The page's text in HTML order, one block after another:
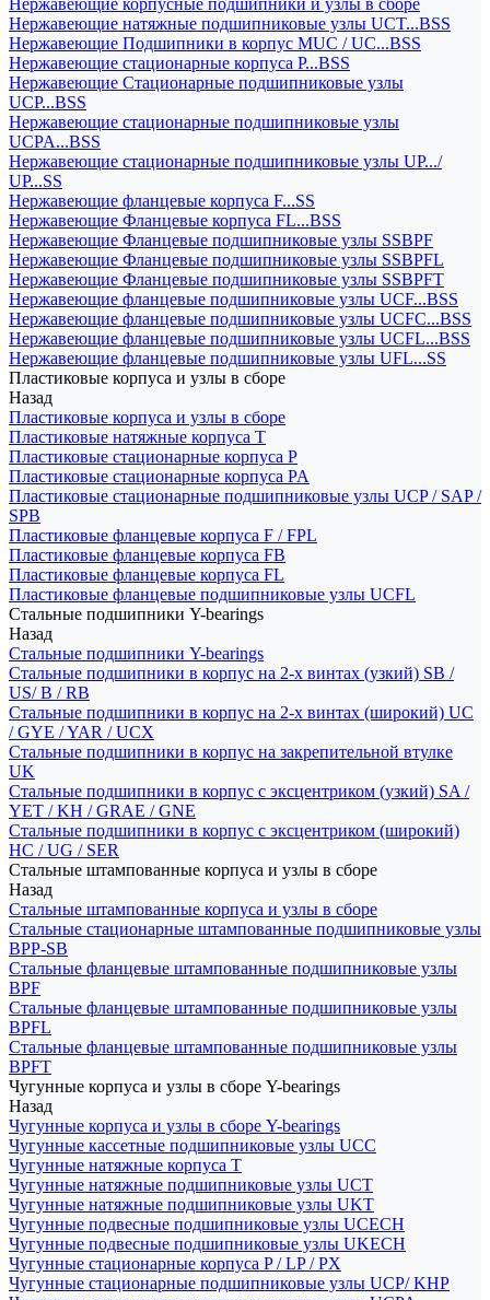
Нержавеющие корпусные подшипники и узлы в сборе
Нержавеющие натяжные подшипниковые узлы UCT...BSS
Нержавеющие Подшипники в корпус MUC / UC...BSS
Нержавеющие стационарные корпуса P...BSS
Нержавеющие Стационарные подшипниковые узлы
UCP...BSS
Нержавеющие стационарные подшипниковые узлы
UCPA...BSS
Нержавеющие стационарные подшипниковые узлы UP.../
UP...SS
Нержавеющие фланцевые корпуса F...SS
Нержавеющие Фланцевые корпуса FL...BSS
Нержавеющие Фланцевые подшипниковые узлы SSBPF
Нержавеющие Фланцевые подшипниковые узлы SSBPFL
Нержавеющие Фланцевые подшипниковые узлы SSBPFT
Нержавеющие фланцевые подшипниковые узлы UCF...BSS
Нержавеющие фланцевые подшипниковые узлы UCFC...BSS
Нержавеющие фланцевые подшипниковые узлы UCFL...BSS
Нержавеющие фланцевые подшипниковые узлы UFL...SS
Пластиковые корпуса и узлы в сборе
Назад
Пластиковые корпуса и узлы в сборе
Пластиковые натяжные корпуса T
Пластиковые стационарные корпуса P
Пластиковые стационарные корпуса PA
Пластиковые стационарные подшипниковые узлы UCP / SAP /
SPB
Пластиковые фланцевые корпуса F / FPL
Пластиковые фланцевые корпуса FB
Пластиковые фланцевые корпуса FL
Пластиковые фланцевые подшипниковые узлы UCFL
Стальные подшипники Y-bearings
Назад
Стальные подшипники Y-bearings
Стальные подшипники в корпус на 2-х винтах (узкий) SB /
US/ B / RB
Стальные подшипники в корпус на 2-х винтах (широкий) UC
/ GYE / YAR / UCX
Стальные подшипники в корпус на закрепительной втулке
UK
Стальные подшипники в корпус с эксцентриком (узкий) SA /
YET / KH / GRAE / GNE
Стальные подшипники в корпус с эксцентриком (широкий)
HC / UG / SER
Стальные штампованные корпуса и узлы в сборе
Назад
Стальные штампованные корпуса и узлы в сборе
Стальные стационарные штампованные подшипниковые узлы
BPP-SB
Стальные фланцевые штампованные подшипниковые узлы
BPF
Стальные фланцевые штампованные подшипниковые узлы
BPFL
Стальные фланцевые штампованные подшипниковые узлы
BPFT
Чугунные корпуса и узлы в сборе Y-bearings
Назад
Чугунные корпуса и узлы в сборе Y-bearings
Чугунные кассетные подшипниковые узлы UCC
Чугунные натяжные корпуса T
Чугунные натяжные подшипниковые узлы UCT
Чугунные натяжные подшипниковые узлы UKT
Чугунные подвесные подшипниковые узлы UCECH
Чугунные подвесные подшипниковые узлы UKECH
Чугунные стационарные корпуса P / LP / PX
Чугунные стационарные подшипниковые узлы UCP/ KHP